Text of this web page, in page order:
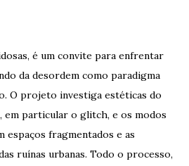
é um convite para enfrentar
da desordem como paradigma
O projeto investiga estéticas do
em particular o glitch, e os modos
espaços fragmentados e as
ruínas urbanas. Todo o processo,